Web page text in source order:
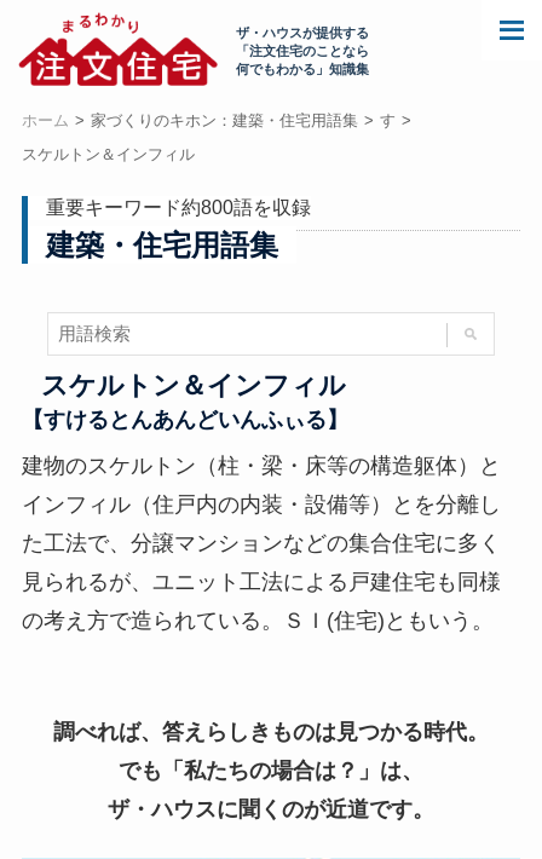
ザ・ハウスが提供する
「注文住宅のことなら
何でもわかる」知識集
ホーム 家づくりのキホン：建築・住宅用語集
す
スケルトン＆インフィル
重要キーワード約800語を収録
建築・住宅用語集
スケルトン＆インフィル
【すけるとんあんどいんふぃる】
建物のスケルトン（柱・梁・床等の構造躯体）と
インフィル（住戸内の内装・設備等）とを分離し
た工法で、分譲マンションなどの集合住宅に多く
見られるが、ユニット工法による戸建住宅も同様
の考え方で造られている。ＳＩ(住宅)ともいう。
調べれば、答えらしきものは見つかる時代。
でも「私たちの場合は？」は、
ザ・ハウスに聞くのが近道です。